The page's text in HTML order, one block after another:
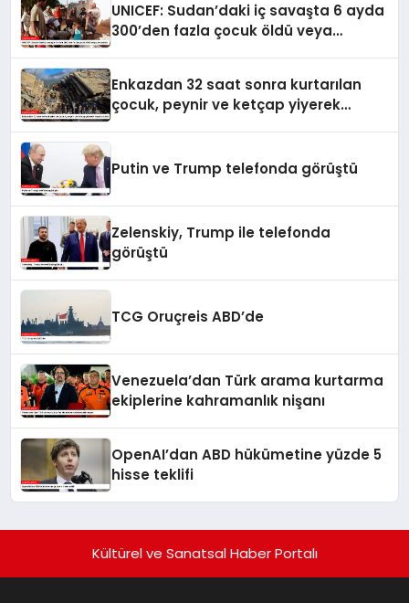
UNICEF: Sudan’daki iç savaşta 6 ayda
300’den fazla çocuk öldü veya
Enkazdan 32 saat sonra kurtarılan
çocuk, peynir ve ketçap yiyerek
Putin ve Trump telefonda görüştü
Zelenskiy, Trump ile telefonda
görüştü
TCG Oruçreis ABD’de
Venezuela’dan Türk arama kurtarma
ekiplerine kahramanlık nişanı
OpenAI’dan ABD hükümetine yüzde 5
hisse teklifi
Kültürel ve Sanatsal Haber Portalı